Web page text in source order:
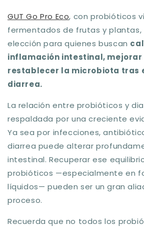
GUT Go Pro Eco, con probióticos
fermentados de frutas y plantas,
elección para quienes buscan
inflamación intestinal, mejorar
restablecer la microbiota tras
diarrea.
La relación entre probióticos y
respaldada por una creciente
Ya sea por infecciones,
diarrea puede alterar
intestinal. Recuperar ese
probióticos —especialmente en
líquidos— pueden ser un gran
proceso.
Recuerda que no todos los